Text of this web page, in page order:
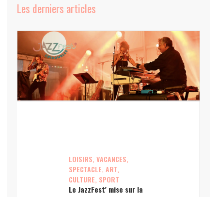
Les derniers articles
LOISIRS, VACANCES,
SPECTACLE, ART,
CULTURE, SPORT
Le JazzFest’ mise sur la